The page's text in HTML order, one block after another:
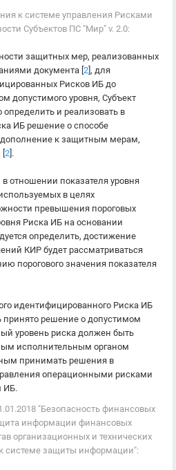
к системе управления Рисками
Субъектов ПС "Мир" v. 2.0:
защитных мер, реализованных
документа [ 2 ], для
Рисков ИБ до
допустимого уровня, Субъект
и реализовать в
ИБ решение о способе
дополнение к защитным мерам,
2 ].
в отношении показателя уровня
в целях
превышения пороговых
Риска ИБ на основании
определить, достижение
КИР будет рассматриваться
порогового значения показателя
идентифицированного Риска ИБ
решение о допустимом
уровень риска должен быть
исполнительным органом
принимать решения в
операционными рисками
ИБ.
"Безопасность финансовых
информации финансовых
организационных и технических
системе защиты информации":